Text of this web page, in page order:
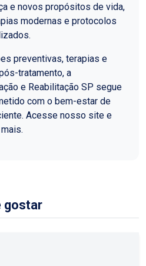
e novos propósitos de vida,
modernas e protocolos
preventivas, terapias e
tratamento, a
e Reabilitação SP segue
com o bem-estar de
Acesse nosso site e
gostar